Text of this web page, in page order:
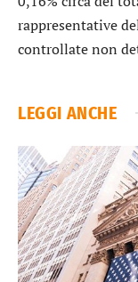
rappresentative
controllate non
LEGGI ANCHE